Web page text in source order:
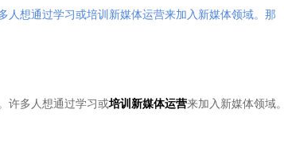
想通过学习或培训新媒体运营来加入新媒体领域。那
许多人想通过学习或培训新媒体运营来加入新媒体领域